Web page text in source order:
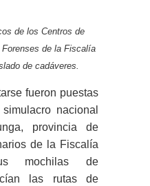
de los Centros de
de la Fiscalía
de cadáveres.
fueron puestas
nacional
provincia de
de la Fiscalía
mochilas de
las rutas de